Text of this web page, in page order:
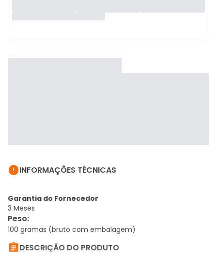
INFORMAÇÕES TÉCNICAS
Garantia do Fornecedor
3 Meses
Peso:
100 gramas (bruto com embalagem)
DESCRIÇÃO DO PRODUTO